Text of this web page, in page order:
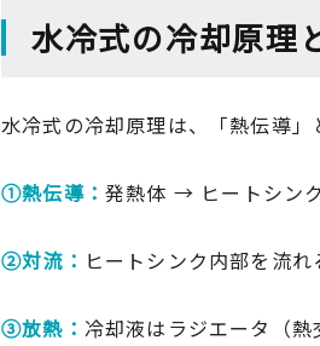
水冷式の冷却原理
水冷式の冷却原理は、「熱伝導
①熱伝導： 発熱体 → ヒートシン
②対流： ヒートシンク内部を流
③放熱： 冷却液はラジエータ（